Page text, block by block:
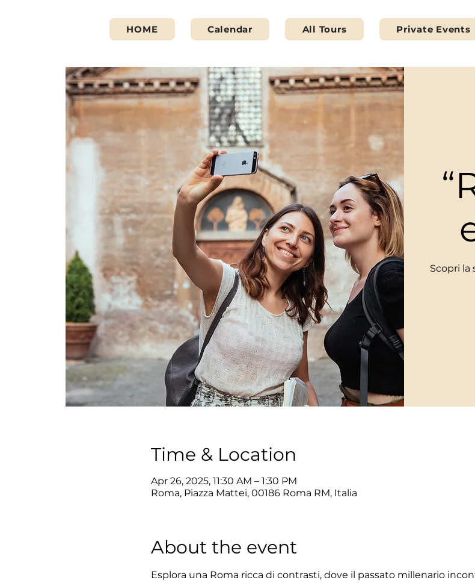
HOME Calendar All Tours Private Events
Scopri la
Time & Location
Apr 26, 2025, 11:30 AM – 1:30 PM
Roma, Piazza Mattei, 00186 Roma RM, Italia
About the event
Esplora una Roma ricca di contrasti, dove il passato millenario